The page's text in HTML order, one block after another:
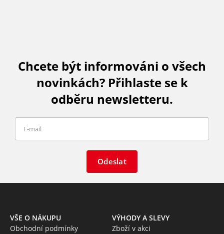
Chcete být informováni o všech
novinkách? Přihlaste se k
odběru newsletteru.
Odeslat
VŠE O NÁKUPU
Obchodní podmínky
VÝHODY A SLEVY
Zboží v akci